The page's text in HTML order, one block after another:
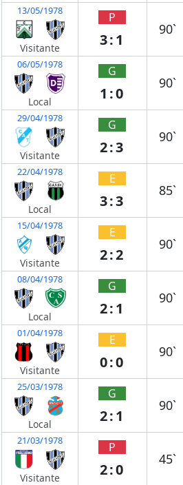
13/05/1978
Visitante
P
3:1
90`
06/05/1978
Local
G
1:0
90`
29/04/1978
Visitante
G
2:3
90`
22/04/1978
Local
E
3:3
85`
15/04/1978
Visitante
E
2:2
90`
08/04/1978
Local
G
2:1
90`
01/04/1978
Visitante
E
0:0
90`
25/03/1978
Local
G
2:1
90`
21/03/1978
Visitante
P
2:0
45`